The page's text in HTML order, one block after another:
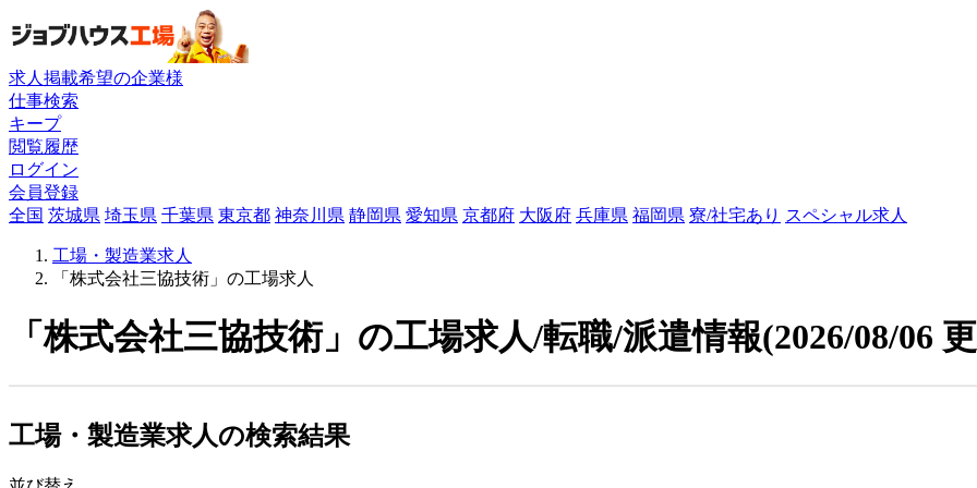
求人掲載希望の企業様
仕事検索
キープ
閲覧履歴
ログイン
会員登録
全国 茨城県 埼玉県 千葉県 東京都 神奈川県 静岡県 愛知県 京都府 大阪府 兵庫県 福岡県 寮/社宅あり スペシャル求人
工場・製造業求人
「株式会社三協技術」の工場求人
「株式会社三協技術」の工場求人/転職/派遣情報(2026/08/06
工場・製造業求人の検索結果